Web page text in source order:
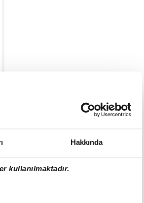
Hakkında
kullanılmaktadır.